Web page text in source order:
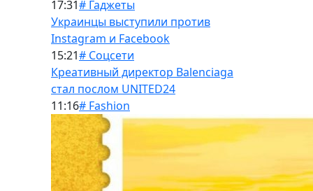
17:31# Гаджеты
Украинцы выступили против
Instagram и Facebook
15:21# Соцсети
Креативный директор Balenciaga
стал послом UNITED24
11:16# Fashion